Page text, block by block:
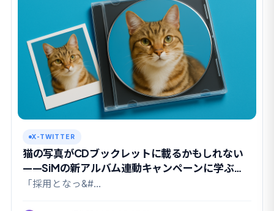
X-TWITTER
猫の写真がCDブックレットに載るかもしれない
——SiMの新アルバム連動キャンペーンに学ぶ
UGC設計
「採用となっ&#…